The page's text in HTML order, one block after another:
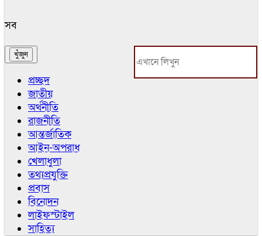
সব
প্রচ্ছদ
জাতীয়
অর্থনীতি
রাজনীতি
আন্তর্জাতিক
আইন-অপরাধ
খেলাধুলা
তথ্যপ্রযুক্তি
প্রবাস
বিনোদন
লাইফস্টাইল
সাহিত্য